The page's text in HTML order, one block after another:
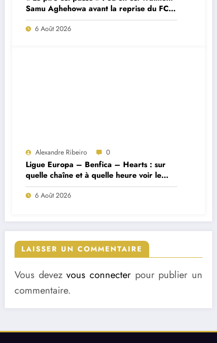
Samu Aghehowa avant la reprise du FC
Porto ?
6 Août 2026
Alexandre Ribeiro 0
Ligue Europa – Benfica – Hearts : sur
quelle chaîne et à quelle heure voir le
match ?
6 Août 2026
LAISSER UN COMMENTAIRE
Vous devezvous connecter pour publier un
commentaire.